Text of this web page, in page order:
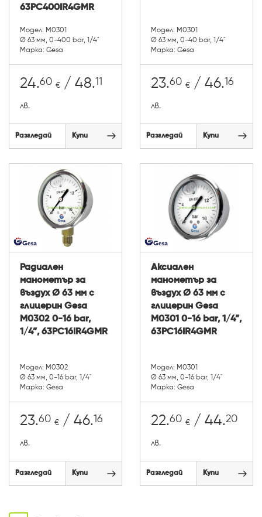
63PC400IR4GMR
Модел: М0301
Ø 63 мм, 0-400 bar, 1/4"
Марка: Gesa
24.60 € / 48.11
лв.
Разгледай Купи
Модел: М0301
Ø 63 мм, 0-40 bar, 1/4"
Марка: Gesa
23.60 € / 46.16
лв.
Разгледай Купи
Радиален
манометър за
въздух Ø 63 мм с
глицерин Gesa
М0302 0-16 bar,
1/4”, 63PC16IR4GMR
Модел: М0302
Ø 63 мм, 0-16 bar, 1/4"
Марка: Gesa
23.60 € / 46.16
лв.
Разгледай Купи
Аксиален
манометър за
въздух Ø 63 мм с
глицерин Gesa
М0301 0-16 bar, 1/4”,
63PC16IR4GMR
Модел: М0301
Ø 63 мм, 0-16 bar, 1/4"
Марка: Gesa
22.60 € / 44.20
лв.
Разгледай Купи